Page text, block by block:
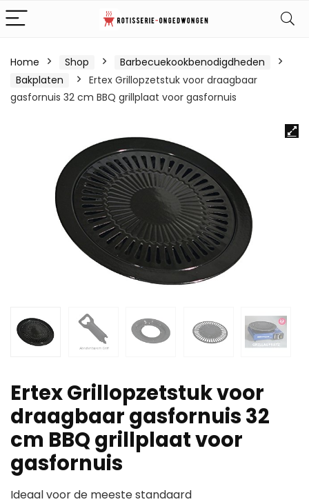
Home Shop
Barbecuekookbenodigdheden
Bakplaten
Ertex Grillopzetstuk voor draagbaar
gasfornuis 32 cm BBQ grillplaat voor gasfornuis
Ertex Grillopzetstuk voor
draagbaar gasfornuis 32
cm BBQ grillplaat voor
gasfornuis
Ideaal voor de meeste standaard